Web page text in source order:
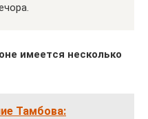
имеется несколько
Тамбова: